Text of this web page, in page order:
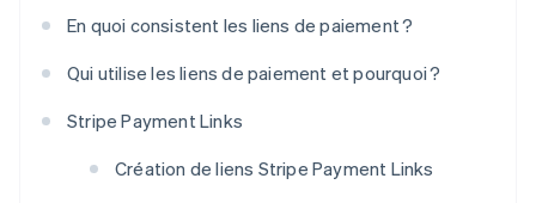
En quoi consistent les liens de paiement ?
Qui utilise les liens de paiement et pourquoi ?
Stripe Payment Links
Création de liens Stripe Payment Links